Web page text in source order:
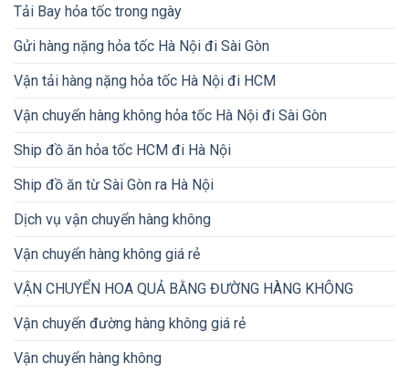
Tải Bay hỏa tốc trong ngày
Gửi hàng nặng hỏa tốc Hà Nội đi Sài Gòn
Vận tải hàng nặng hỏa tốc Hà Nội đi HCM
Vận chuyển hàng không hỏa tốc Hà Nội đi Sài Gòn
Ship đồ ăn hỏa tốc HCM đi Hà Nội
Ship đồ ăn từ Sài Gòn ra Hà Nội
Dịch vụ vận chuyển hàng không
Vận chuyển hàng không giá rẻ
VẬN CHUYỂN HOA QUẢ BẰNG ĐƯỜNG HÀNG KHÔNG
Vận chuyển đường hàng không giá rẻ
Vận chuyển hàng không